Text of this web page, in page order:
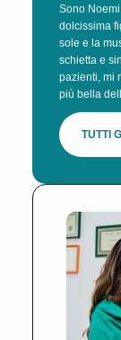
Sono
dolcissima
sole e la
schietta e
pazienti, mi
più bella
TUTTI